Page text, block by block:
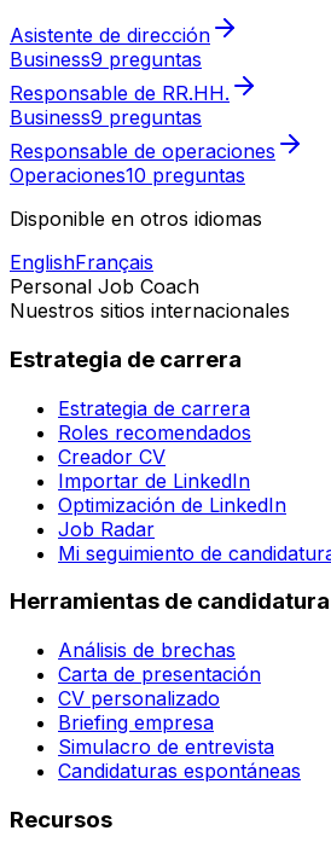
Asistente de dirección
Business9 preguntas
Responsable de RR.HH.
Business9 preguntas
Responsable de operaciones
Operaciones10 preguntas
Disponible en otros idiomas
EnglishFrançais
Personal Job Coach
Nuestros sitios internacionales
Estrategia de carrera
Estrategia de carrera
Roles recomendados
Creador CV
Importar de LinkedIn
Optimización de LinkedIn
Job Radar
Mi seguimiento de
Herramientas de candidatura
Análisis de brechas
Carta de presentación
CV personalizado
Briefing empresa
Simulacro de entrevista
Candidaturas espontáneas
Recursos